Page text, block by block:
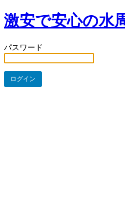
激安で安心の水
パスワード